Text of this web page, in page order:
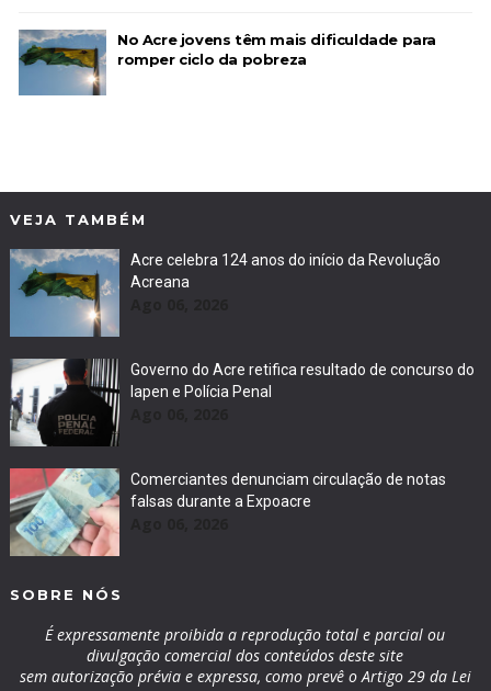
No Acre jovens têm mais dificuldade para
romper ciclo da pobreza
VEJA TAMBÉM
Acre celebra 124 anos do início da Revolução
Acreana
Governo do Acre retifica resultado de concurso do
Iapen e Polícia Penal
Comerciantes denunciam circulação de notas
falsas durante a Expoacre
SOBRE NÓS
É expressamente proibida a reprodução total e parcial ou
divulgação comercial dos conteúdos deste site
sem autorização prévia e expressa, como prevê o Artigo 29 da Lei